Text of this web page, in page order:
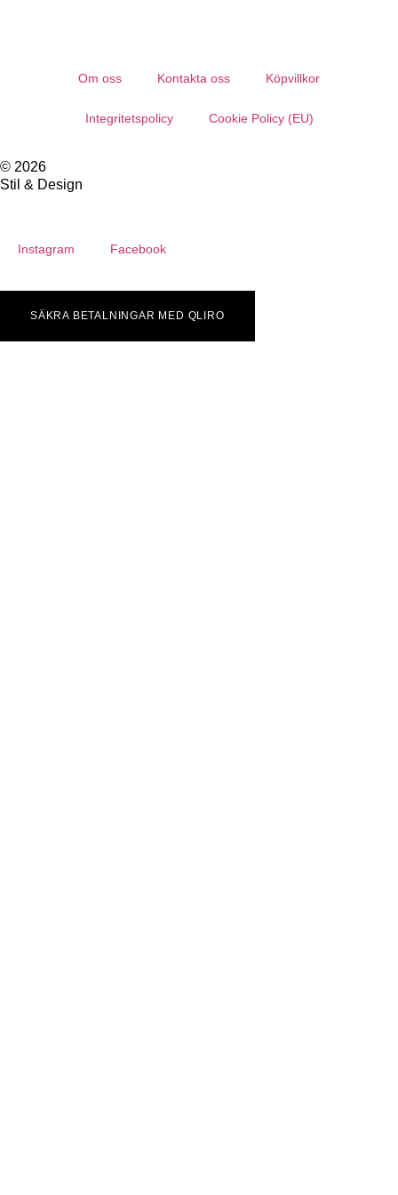
Om oss Kontakta oss Köpvillkor
Integritetspolicy Cookie Policy (EU)
© 2026
Stil & Design
Instagram Facebook
SÄKRA BETALNINGAR MED QLIRO